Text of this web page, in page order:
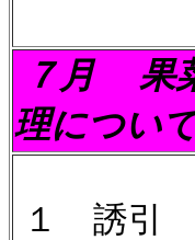
７月
果
理につい
１ 誘引